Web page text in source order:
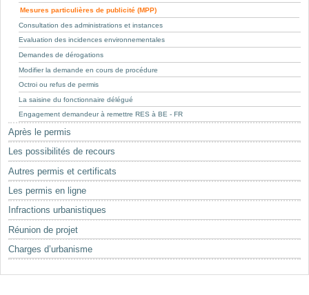
Mesures particulières de publicité (MPP)
Consultation des administrations et instances
Evaluation des incidences environnementales
Demandes de dérogations
Modifier la demande en cours de procédure
Octroi ou refus de permis
La saisine du fonctionnaire délégué
Engagement demandeur à remettre RES à BE - FR
Après le permis
Les possibilités de recours
Autres permis et certificats
Les permis en ligne
Infractions urbanistiques
Réunion de projet
Charges d’urbanisme